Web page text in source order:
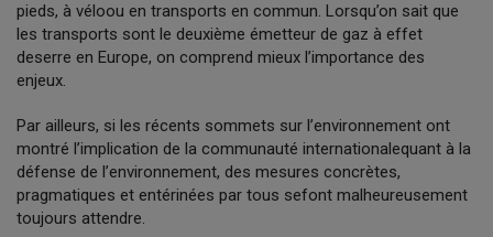
pieds, à véloou en transports en commun. Lorsqu’on sait que
les transports sont le deuxième émetteur de gaz à effet
deserre en Europe, on comprend mieux l’importance des
enjeux.
Par ailleurs, si les récents sommets sur l’environnement ont
montré l’implication de la communauté internationalequant à la
défense de l’environnement, des mesures concrètes,
pragmatiques et entérinées par tous sefont malheureusement
toujours attendre.